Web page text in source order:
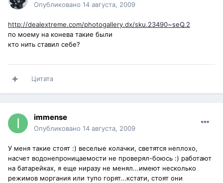
Опубликовано 14 августа, 2009
http://dealextreme.com/photogallery.dx/sku.23490~seQ.2
по моему на конева такие были
кто нить ставил себе?
Цитата
immense
Опубликовано 14 августа, 2009
У меня такие стоят :) веселые колачки, светятся неплохо,
насчет водонепроницаемости не проверял-боюсь :) работают
на батарейках, я еще ниразу не менял...имеют несколько
режимов моргания или тупо горят...кстати, стоят они